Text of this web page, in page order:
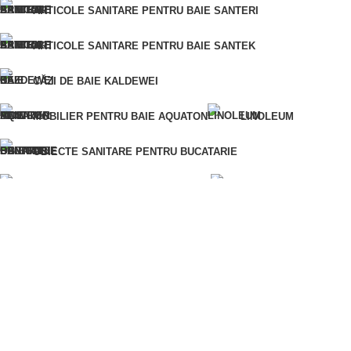
ARTICOLE SANITARE PENTRU BAIE SANTERI
ARTICOLE SANITARE PENTRU BAIE SANTEK
CĂZI DE BAIE KALDEWEI
MOBILIER PENTRU BAIE AQUATON LINOLEUM
OBIECTE SANITARE PENTRU BUCATARIE
numărul dumneavoastră de telefon și vă vom contacta
pentru a clarifica detaliile comenzii.